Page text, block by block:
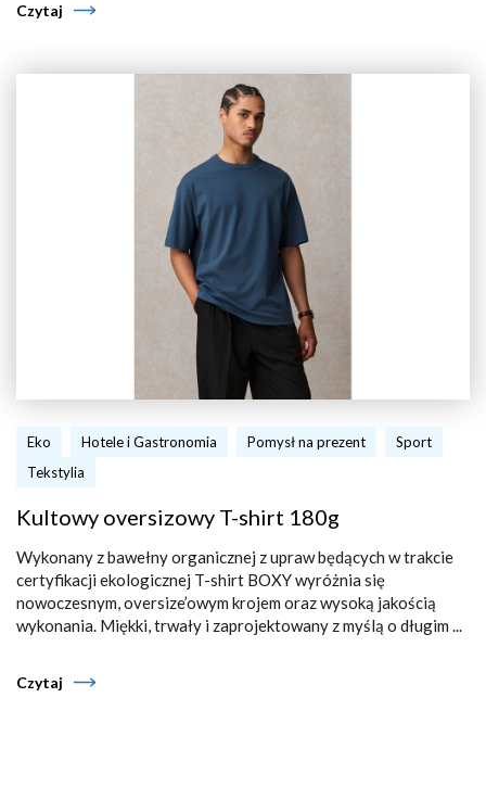
Czytaj
Eko Hotele i Gastronomia Pomysł na prezent
Sport
Tekstylia
Kultowy oversizowy T-shirt 180g
Wykonany z bawełny organicznej z upraw będących w trakcie
certyfikacji ekologicznej T-shirt BOXY wyróżnia się
nowoczesnym, oversize’owym krojem oraz wysoką jakością
wykonania. Miękki, trwały i zaprojektowany z myślą o długim ...
Czytaj